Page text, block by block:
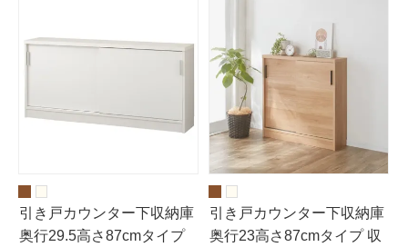
引き戸カウンター下収納庫
奥行29.5高さ87cmタイプ
引き戸カウンター下収納庫
奥行23高さ87cmタイプ 収